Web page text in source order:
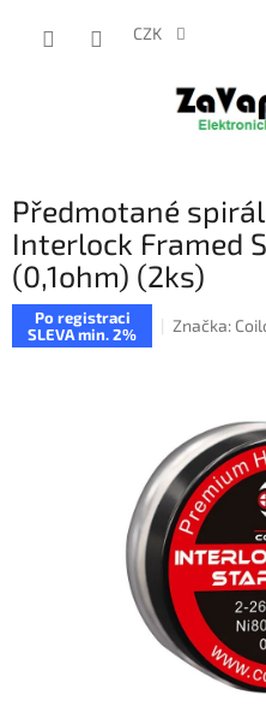
CZK
Předmotané
Interlock Framed
(0,1ohm) (2ks)
Po registraci
SLEVA min. 2%
Značka: